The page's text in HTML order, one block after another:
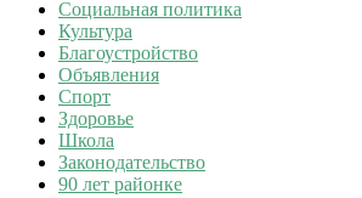
Социальная политика
Культура
Благоустройство
Объявления
Спорт
Здоровье
Школа
Законодательство
90 лет районке